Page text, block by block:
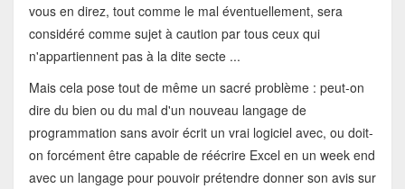
vous en direz, tout comme le mal éventuellement, sera
considéré comme sujet à caution par tous ceux qui
n'appartiennent pas à la dite secte ...
Mais cela pose tout de même un sacré problème : peut-on
dire du bien ou du mal d'un nouveau langage de
programmation sans avoir écrit un vrai logiciel avec, ou doit-
on forcément être capable de réécrire Excel en un week end
avec un langage pour pouvoir prétendre donner son avis sur